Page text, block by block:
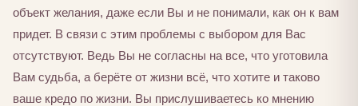
объект желания, даже если Вы и не понимали, как он к вам
придет. В связи с этим проблемы с выбором для Вас
отсутствуют. Ведь Вы не согласны на все, что уготовила
Вам судьба, а берёте от жизни всё, что хотите и таково
ваше кредо по жизни. Вы прислушиваетесь ко мнению